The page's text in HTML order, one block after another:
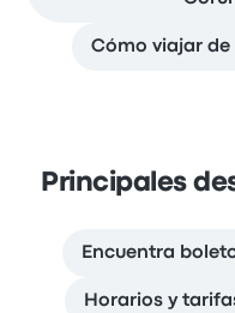
Cómo viajar
Principales
Encuentra
Horarios y